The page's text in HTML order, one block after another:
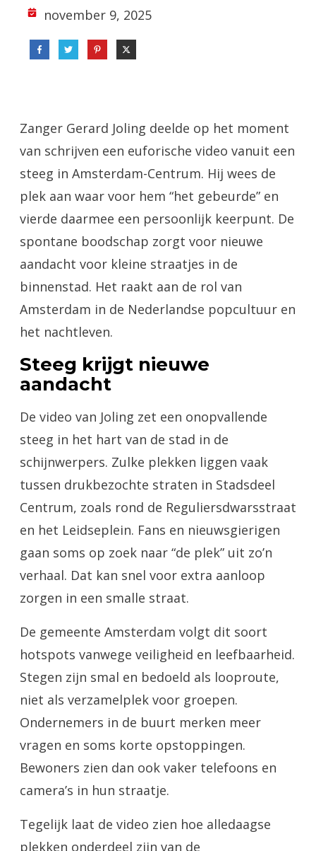
november 9, 2025
Zanger Gerard Joling deelde op het moment
van schrijven een euforische video vanuit een
steeg in Amsterdam-Centrum. Hij wees de
plek aan waar voor hem “het gebeurde” en
vierde daarmee een persoonlijk keerpunt. De
spontane boodschap zorgt voor nieuwe
aandacht voor kleine straatjes in de
binnenstad. Het raakt aan de rol van
Amsterdam in de Nederlandse popcultuur en
het nachtleven.
Steeg krijgt nieuwe
aandacht
De video van Joling zet een onopvallende
steeg in het hart van de stad in de
schijnwerpers. Zulke plekken liggen vaak
tussen drukbezochte straten in Stadsdeel
Centrum, zoals rond de Reguliersdwarsstraat
en het Leidseplein. Fans en nieuwsgierigen
gaan soms op zoek naar “de plek” uit zo’n
verhaal. Dat kan snel voor extra aanloop
zorgen in een smalle straat.
De gemeente Amsterdam volgt dit soort
hotspots vanwege veiligheid en leefbaarheid.
Stegen zijn smal en bedoeld als looproute,
niet als verzamelplek voor groepen.
Ondernemers in de buurt merken meer
vragen en soms korte opstoppingen.
Bewoners zien dan ook vaker telefoons en
camera’s in hun straatje.
Tegelijk laat de video zien hoe alledaagse
plekken onderdeel zijn van de